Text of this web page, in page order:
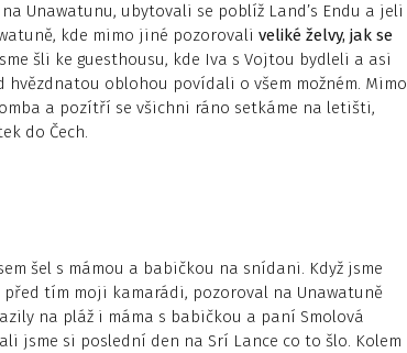
Unawatunu, ubytovali se poblíž Land’s Endu a jeli
kde mimo jiné pozorovali veliké želvy, jak se
šli ke guesthousu, kde Iva s Vojtou bydleli a asi
oblohou povídali o všem možném. Mimo
a pozítří se všichni ráno setkáme na letišti,
do Čech.
šel s mámou a babičkou na snídani. Když jsme
tím moji kamarádi, pozoroval na Unawatuně
na pláž i máma s babičkou a paní Smolová
jsme si poslední den na Srí Lance co to šlo. Kolem